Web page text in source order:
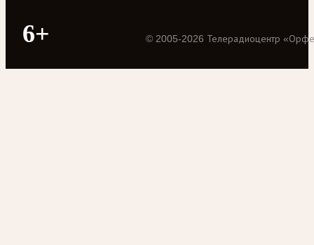
6+ © 2005-2026 Телерадиоцентр